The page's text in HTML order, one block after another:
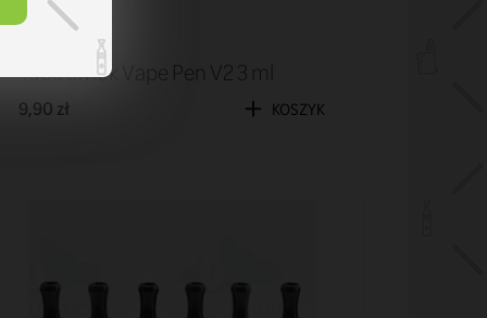
Tuba Smok Vape Pen V2 3 ml
9,90 zł KOSZYK